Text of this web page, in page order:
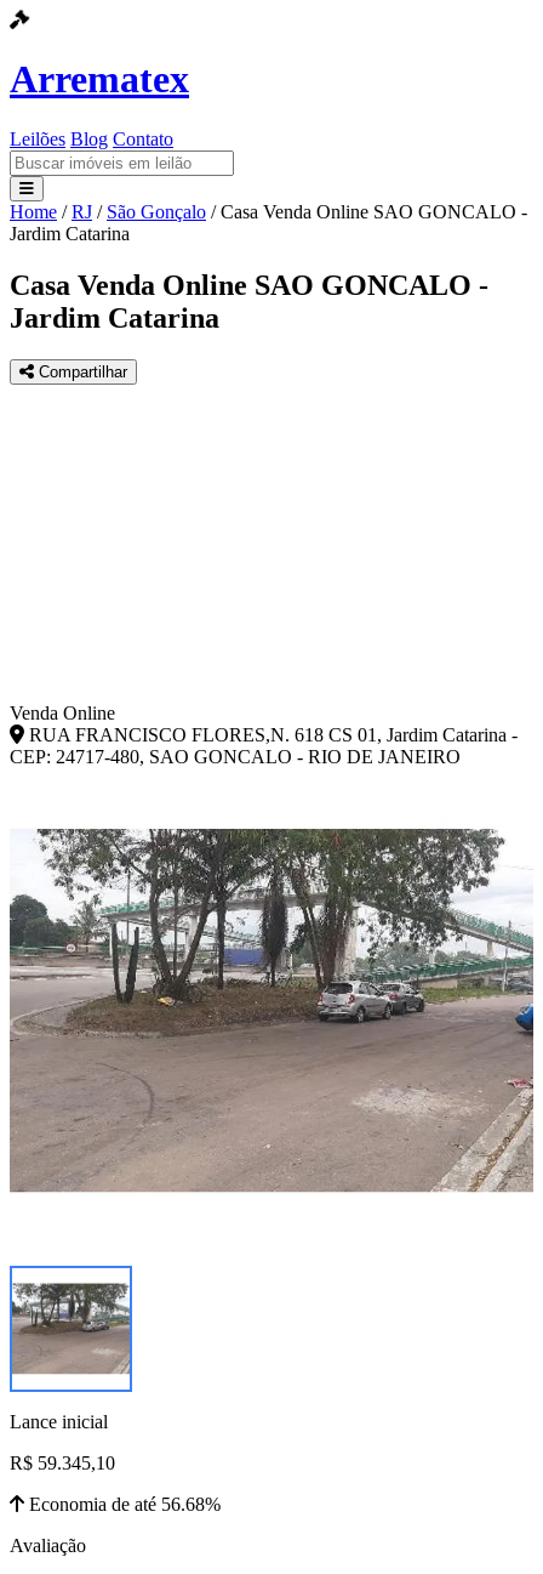
Arrematex
Leilões Blog Contato
Leilões
Blog
Contato
Home / RJ / São Gonçalo / Casa Venda Online SAO GONCALO -
Jardim Catarina
Casa Venda Online SAO GONCALO -
Jardim Catarina
Compartilhar
Venda Online
RUA FRANCISCO FLORES,N. 618 CS 01, Jardim Catarina -
CEP: 24717-480, SAO GONCALO - RIO DE JANEIRO
Lance inicial
R$ 59.345,10
Economia de até 56.68%
Avaliação